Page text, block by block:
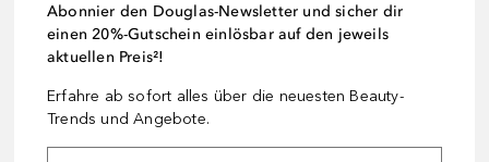
Abonnier den Douglas-Newsletter und sicher dir
einen 20%-Gutschein einlösbar auf den jeweils
aktuellen Preis²!
Erfahre ab sofort alles über die neuesten Beauty-
Trends und Angebote.